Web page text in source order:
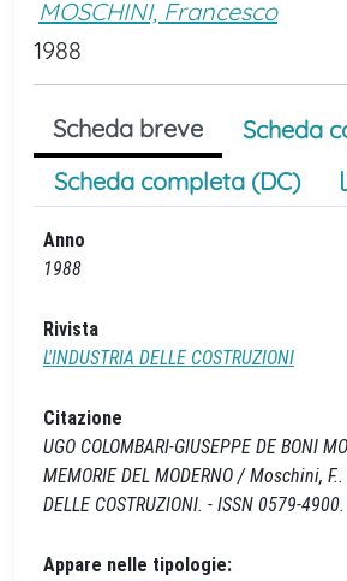
MOSCHINI, Francesco
1988
Scheda breve
Scheda
Scheda completa (DC)
Anno
1988
Rivista
L'INDUSTRIA DELLE COSTRUZIONI
Citazione
UGO COLOMBARI-GIUSEPPE DE BONI
MEMORIE DEL MODERNO / Moschini, F..
DELLE COSTRUZIONI. - ISSN 0579-
Appare nelle tipologie: